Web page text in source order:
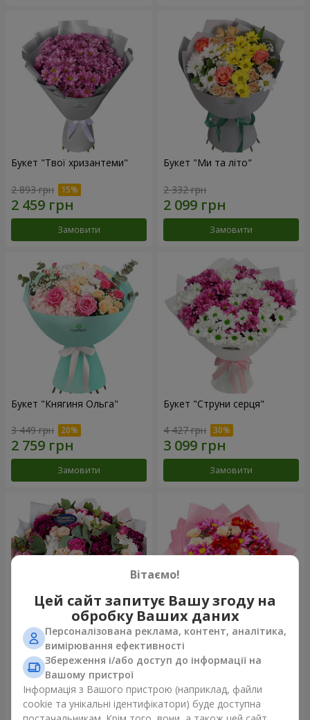
Букет "Твої хризантеми"
2 893 грн
Замовити
Букет "Ми та літо"
2 332 грн
Замовити
Букет "Княгиня Ольга"
3 449 грн
Замовити
Букет "Струни серця"
4 427 грн
Замовити
Букет "Все для тебе ...!"
8 624 грн
Замовити
Букет "Ніжне кохання"
Замовити
Вітаємо!
Цей сайт запитує Вашу згоду на
обробку Ваших даних
Персоналізована реклама, контент, аналітика,
вимірювання ефективності
Збереження і/або доступ до інформації на
Вашому пристрої
Інформація з Вашого пристрою (наприклад, файли
cookie та унікальні ідентифікатори) буде доступна